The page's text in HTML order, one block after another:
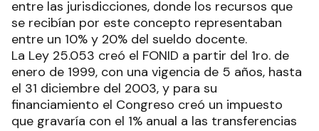
entre las jurisdicciones, donde los recursos que
se recibían por este concepto representaban
entre un 10% y 20% del sueldo docente.
La Ley 25.053 creó el FONID a partir del 1ro. de
enero de 1999, con una vigencia de 5 años, hasta
el 31 diciembre del 2003, y para su
financiamiento el Congreso creó un impuesto
que gravaría con el 1% anual a las transferencias